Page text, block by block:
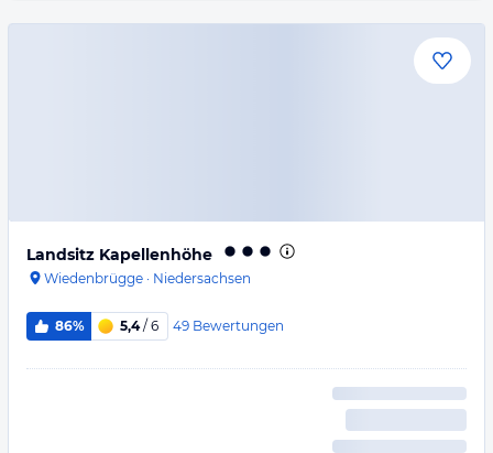
Landsitz Kapellenhöhe
Wiedenbrügge · Niedersachsen
86% 5,4/ 6 49 Bewertungen